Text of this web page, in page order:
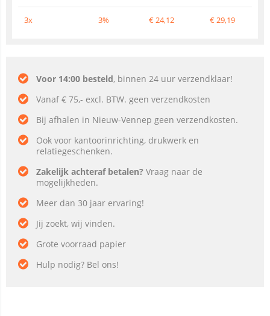
3x 3% €24,12 €29,19
Voor 14:00 besteld, binnen 24 uur verzendklaar!
Vanaf € 75,- excl. BTW. geen verzendkosten
Bij afhalen in Nieuw-Vennep geen verzendkosten.
Ook voor kantoorinrichting, drukwerk en
relatiegeschenken.
Zakelijk achteraf betalen? Vraag naar de
mogelijkheden.
Meer dan 30 jaar ervaring!
Jij zoekt, wij vinden.
Grote voorraad papier
Hulp nodig? Bel ons!